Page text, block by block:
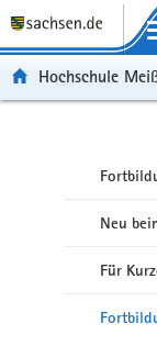
Portalübergreifende
Hochschule
Neu
Für